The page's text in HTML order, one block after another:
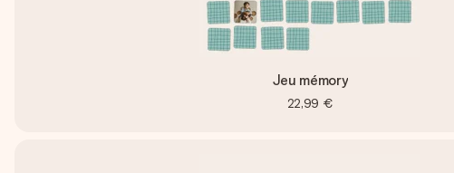
Jeu mémory
22,99 €